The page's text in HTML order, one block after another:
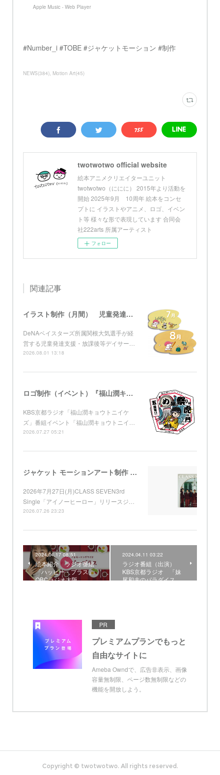
Apple Music - Web Player
#Number_i #TOBE #ジャケットモーション #制作
NEWS(384) Motion Art(45)
twotwotwo official website
絵本アニメクリエイターユニット
twotwotwo（ににに） 2015年より活動を
開始 2025年9月 10周年 絵本をコンセ
プトに イラストやアニメ、ロゴ、イベン
ト等 様々な形で表現しています 合同会
社222arts 所属アーティスト
フォロー
関連記事
イラスト制作（月間） 児童発達支援・放課後等デイサービス グローブ
DeNAベイスターズ所属関根大気選手が経
営する児童発達支援・放課後等デイサー…
2026.08.01 13:18
ロゴ制作（イベント）『福山潤キョウトニイケズ ～五周年！め組の祭りは虎ノ門』 KBS京都
KBS京都ラジオ「福山潤キョウトニイケ
ズ」番組イベント「福山潤キョウトニイ…
2026.07.27 05:21
ジャケット モーションアート制作 （Apple Music) CLASS SEVEN 3rd Single「アイノーヒーロー」
2026年7月27日(月)CLASS SEVEN3rd
Single「アイノーヒーロー」リリースジ…
2026.07.26 23:23
2024.04.17 08:51
絵本紹介 ラジオ番組
「ハッピー・プラス」
OBCラジオ大阪
2024.04.11 03:22
ラジオ番組（出演）
KBS京都ラジオ 「妹
尾和夫のパラダイス…
PR
プレミアムプランでもっと
自由なサイトに
Ameba Owndで、広告非表示、画像
容量無制限、ページ数無制限などの
機能を開放しよう。
Copyright © twotwotwo. All rights reserved.